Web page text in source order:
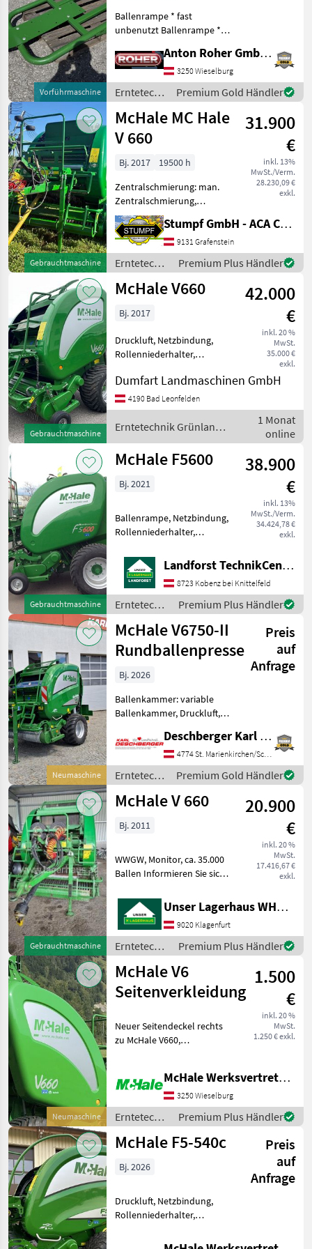
V
V
6750
V6750
MARKTPLATZ
Marktplatz Händlerangebote
Vorführmaschine
Ballenrampe * fast
unbenutzt Ballenrampe *
Vorführmaschine montiert
Erntetechnik Grünland
Rundballenpressen
Anton Roher GmbH (ACA Center Roher)
3250 Wieselburg
Erntetechnik
Grünland /
McHale
Premium Gold Händler
Gebrauchtmaschine
McHale MC Hale
V 660
31.900
€
inkl. 13%
MwSt./Verm.
28.230,09 €
exkl.
Bj. 2017
19500 h
Zentralschmierung: man.
Zentralschmierung,
Ballenkammer: variable
Ballenkammer,
Ballenrampe, Druckluft,
Netzbindung,
Rollenniederhalter,
Schneidwerk Die
Rundballenpresse d
Stumpf GmbH - ACA Center Stumpf
9131 Grafenstein
Erntetechnik
Grünland /
McHale
Premium Plus Händler
Gebrauchtmaschine
McHale V660
42.000
€
inkl. 20 %
MwSt.
35.000 €
exkl.
Bj. 2017
Druckluft, Netzbindung,
Rollenniederhalter,
seht eine Mc Hale V660
Rundballenpresse,
Eingurtsystem, 25 Messer,
Hydroflexboden,
Dumfart Landmaschinen GmbH
4190 Bad Leonfelden
Erntetechnik Grünland /
McHale
1 Monat
online
Gebrauchtmaschine
McHale F5600
38.900
€
inkl. 13%
MwSt./Verm.
34.424,78 €
exkl.
Bj. 2021
Ballenrampe, Netzbindung,
Rollenniederhalter,
Ballenkammer: feste
Ballenkammer Baujahr
2021 ca. 10.000 Ballen
Expert PLUS Steuermonitor
Vario-Netzbindung Be
Landforst TechnikCenter Knittelfeld
8723 Kobenz bei Knittelfeld
Erntetechnik
Grünland /
McHale
Premium Plus Händler
Neumaschine
McHale V6750-II
Rundballenpresse
Preis
auf
Anfrage
Bj. 2026
Ballenkammer: variable
Ballenkammer, Druckluft,
Rollenniederhalter,
Schneidwerk McHale V6750-
II Rundballenpresse
ollautomatisch in
Isobusausführung (ohne Te
Deschberger Karl Landtechnik GesmbH & Co KG
4774 St. Marienkirchen/Schärding
Erntetechnik
Grünland /
McHale
Premium Gold Händler
Gebrauchtmaschine
McHale V 660
20.900
€
inkl. 20 %
MwSt.
17.416,67 €
exkl.
Bj. 2011
WWGW, Monitor, ca. 35.000
Ballen Informieren Sie sich
telefonisch, ob die von
Ihnen angefragte Maschine
aktuell bei uns am Lager
steht. Wir
Unser Lagerhaus WHG, Kärnten, Klagenfurt
9020 Klagenfurt
Erntetechnik
Grünland /
McHale
Premium Plus Händler
Neumaschine
McHale V6
Seitenverkleidung
1.500
€
inkl. 20 %
MwSt.
1.250 € exkl.
Neuer Seitendeckel rechts
zu McHale V660,
Originalverpackt
Erntetechnik Grünland
Rundballenpressen
McHale Werksvertretung - Harald Dachsberger
3250 Wieselburg
Erntetechnik
Grünland /
McHale
Premium Plus Händler
McHale F5-540c
Preis
auf
Anfrage
Bj. 2026
Druckluft, Netzbindung,
Rollenniederhalter,